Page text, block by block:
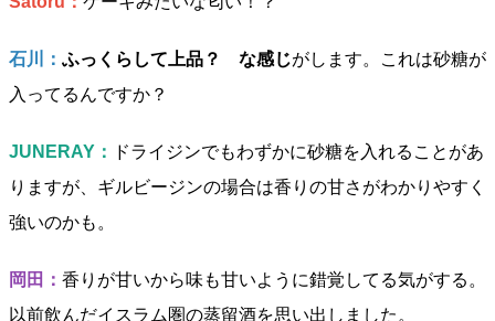
石川： ふっくらして上品？ な感じがします。これは砂糖が
入ってるんですか？
JUNERAY：
ドライジンでもわずかに砂糖を入れることがあ
りますが、ギルビージンの場合は香りの甘さがわかりやすく
強いのかも。
岡田： 香りが甘いから味も甘いように錯覚してる気がする。
以前飲んだイスラム圏の蒸留酒を思い出しました。